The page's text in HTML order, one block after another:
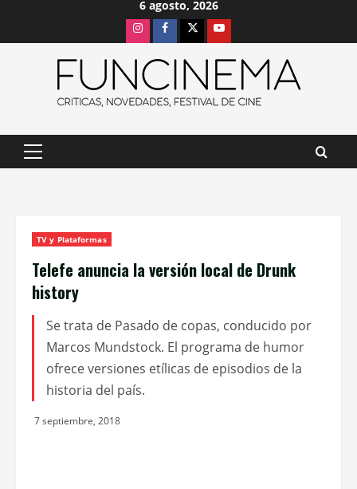
6 agosto, 2026
InstagramFacebook
X Youtube
Menú
TV y Plataformas
Telefe anuncia la versión local de Drunk
history
Se trata de Pasado de copas, conducido por
Marcos Mundstock. El programa de humor
ofrece versiones etílicas de episodios de la
historia del país.
7 septiembre, 2018